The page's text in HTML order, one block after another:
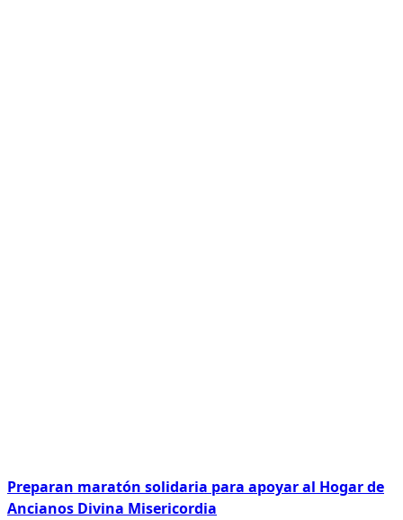
Preparan maratón solidaria para apoyar al Hogar de
Ancianos Divina Misericordia